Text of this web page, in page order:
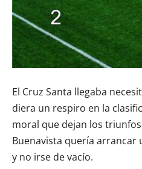
El Cruz Santa llegaba
diera un respiro en la
moral que dejan los
Buenavista quería
y no irse de vacío.